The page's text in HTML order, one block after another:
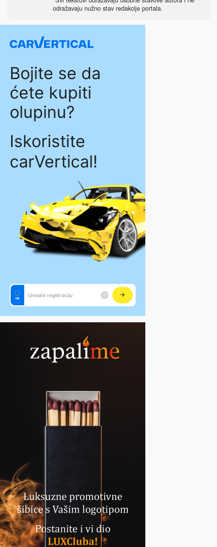
odražavaju nužno stav redakcije portala.